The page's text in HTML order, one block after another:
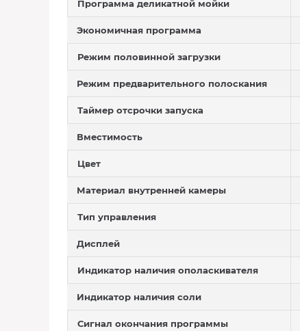
Программа деликатной мойки
Экономичная программа
Режим половинной загрузки
Режим предварительного полоскания
Таймер отсрочки запуска
Вместимость
Цвет
Материал внутренней камеры
Тип управления
Дисплей
Индикатор наличия ополаскивателя
Индикатор наличия соли
Сигнал окончания программы